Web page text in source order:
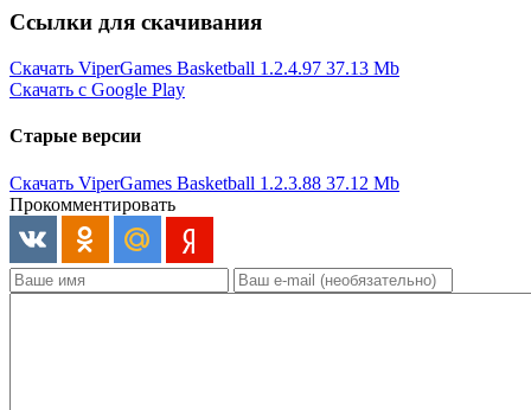
Ссылки для скачивания
Скачать ViperGames Basketball 1.2.4.97 37.13 Mb
Скачать с Google Play
Старые версии
Скачать ViperGames Basketball 1.2.3.88 37.12 Mb
Прокомментировать